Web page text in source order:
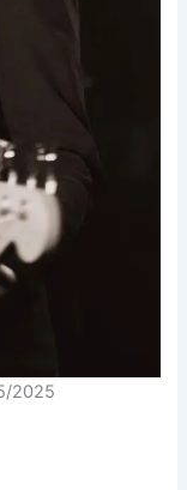
2025